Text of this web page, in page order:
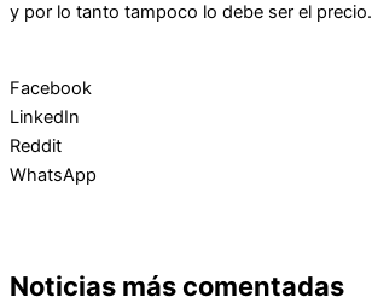
y por lo tanto tampoco lo debe ser el precio.
Facebook
LinkedIn
Reddit
WhatsApp
Noticias más comentadas